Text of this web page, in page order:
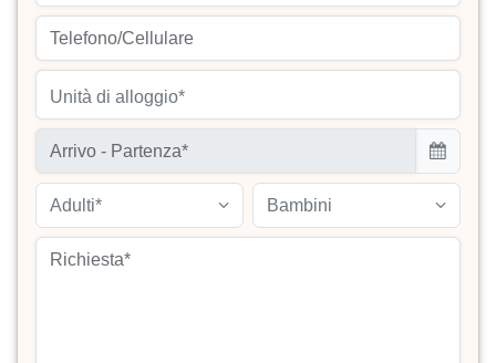
Unità di alloggio*
Adulti* Bambini